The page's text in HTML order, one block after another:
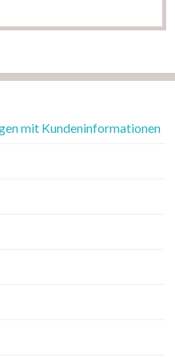
mit Kundeninformationen